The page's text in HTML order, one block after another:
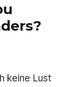
keine Lust